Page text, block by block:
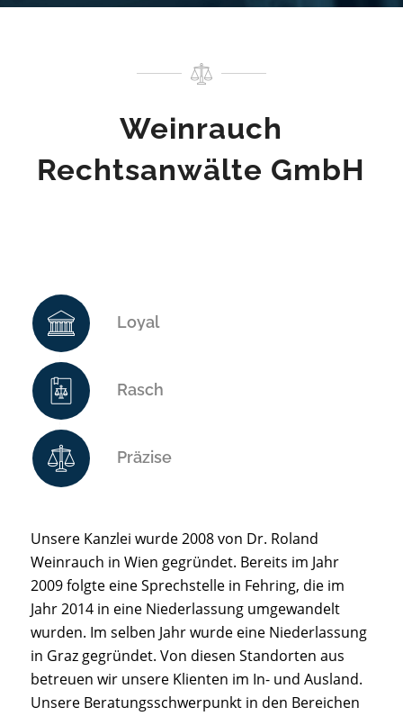
Weinrauch
Rechtsanwälte GmbH
Loyal
Rasch
Präzise
Unsere Kanzlei wurde 2008 von Dr. Roland
Weinrauch in Wien gegründet. Bereits im Jahr
2009 folgte eine Sprechstelle in Fehring, die im
Jahr 2014 in eine Niederlassung umgewandelt
wurden. Im selben Jahr wurde eine Niederlassung
in Graz gegründet. Von diesen Standorten aus
betreuen wir unsere Klienten im In- und Ausland.
Unsere Beratungsschwerpunkt in den Bereichen